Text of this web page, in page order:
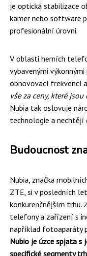
je optická stabilizace
kamer nebo software
profesionální úrovni.
V oblasti herních
vybavenými
obnovovací frekvencí
vše za ceny, které
Nubia tak oslovuje
technologie a nechtějí
Budoucnost
Nubia, značka
ZTE, si v posledních
konkurenčnějším trhu.
telefony a zařízení s
například fotoaparáty
Nubio je úzce spjata
specifické segmenty